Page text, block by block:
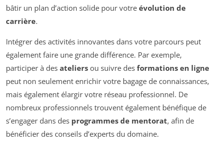
bâtir un plan d’action solide pour votre évolution de
carrière.
Intégrer des activités innovantes dans votre parcours peut
également faire une grande différence. Par exemple,
participer à des ateliers ou suivre des formations en ligne
peut non seulement enrichir votre bagage de connaissances,
mais également élargir votre réseau professionnel. De
nombreux professionnels trouvent également bénéfique de
s’engager dans des programmes de mentorat, afin de
bénéficier des conseils d’experts du domaine.